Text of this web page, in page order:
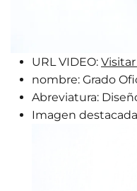
URL VIDEO:
nombre: Grado
Abreviatura:
Imagen